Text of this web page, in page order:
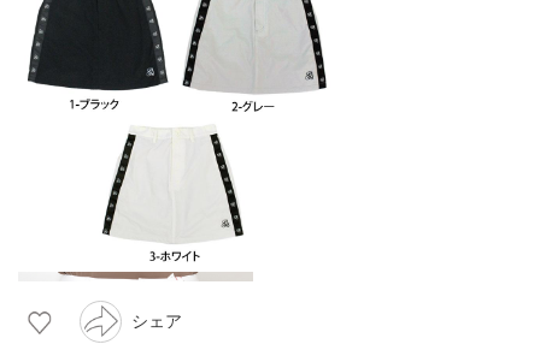
シェア